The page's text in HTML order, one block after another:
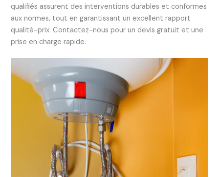
qualifiés assurent des interventions durables et conformes
aux normes, tout en garantissant un excellent rapport
qualité-prix. Contactez-nous pour un devis gratuit et une
prise en charge rapide.